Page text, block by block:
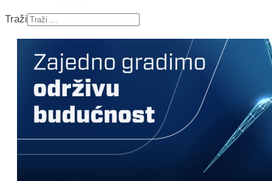
Recenzija: Einhell Professional CP-
nikada prije
Traži